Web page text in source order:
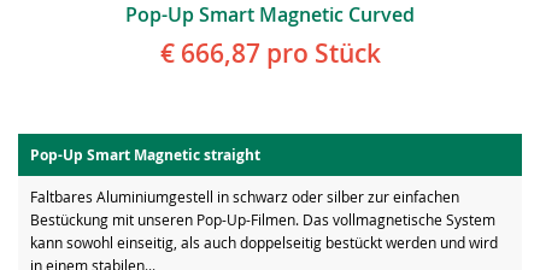
Pop-Up Smart Magnetic Curved
€ 666,87pro Stück
Pop-Up Smart Magnetic straight
Faltbares Aluminiumgestell in schwarz oder silber zur einfachen
Bestückung mit unseren Pop-Up-Filmen. Das vollmagnetische System
kann sowohl einseitig, als auch doppelseitig bestückt werden und wird
in einem stabilen...